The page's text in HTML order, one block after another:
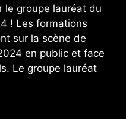
le groupe lauréat du
! Les formations
sur la scène de
en public et face
Le groupe lauréat